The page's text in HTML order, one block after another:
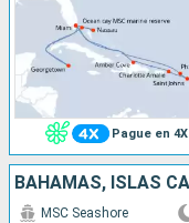
Pague en 4X
MSC Seashore